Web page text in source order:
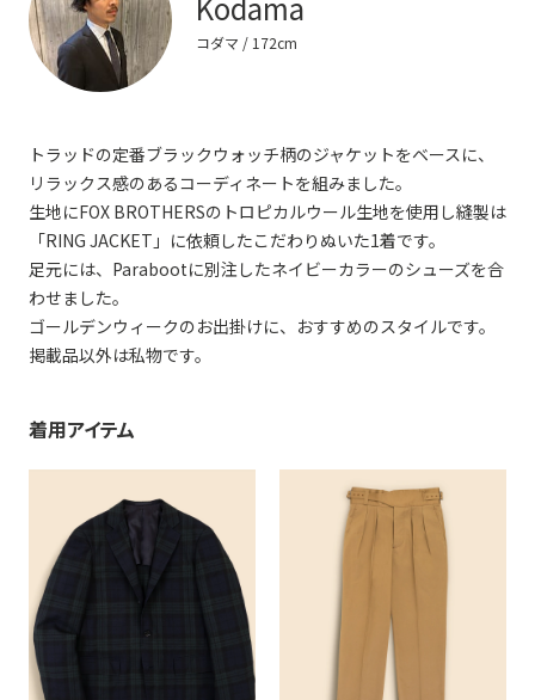
コダマ / 172cm
トラッドの定番ブラックウォッチ柄のジャケットをベースに、
リラックス感のあるコーディネートを組みました。
生地にFOX BROTHERSのトロピカルウール生地を使用し縫製は
「RING JACKET」に依頼したこだわりぬいた1着です。
足元には、Parabootに別注したネイビーカラーのシューズを合
わせました。
ゴールデンウィークのお出掛けに、おすすめのスタイルです。
掲載品以外は私物です。
着用アイテム